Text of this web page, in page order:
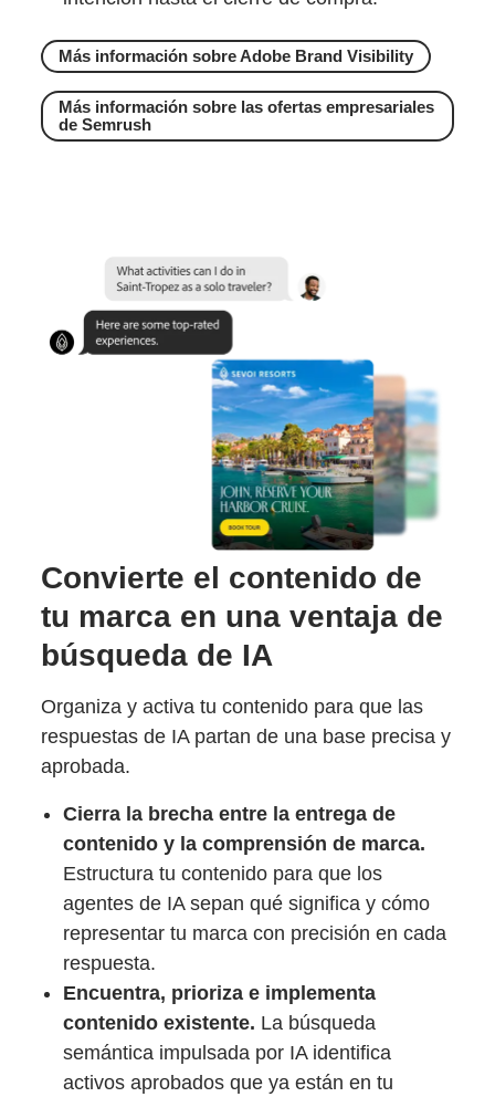
Más información sobre Adobe Brand Visibility
Más información sobre las ofertas empresariales
de Semrush
Convierte el contenido de
tu marca en una ventaja de
búsqueda de IA
Organiza y activa tu contenido para que las
respuestas de IA partan de una base precisa y
aprobada.
Cierra la brecha entre la entrega de
contenido y la comprensión de marca.
Estructura tu contenido para que los
agentes de IA sepan qué significa y cómo
representar tu marca con precisión en cada
respuesta.
Encuentra, prioriza e implementa
contenido existente. La búsqueda
semántica impulsada por IA identifica
activos aprobados que ya están en tu